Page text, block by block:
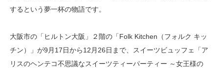
するという夢一杯の物語です。
大阪市の「ヒルトン大阪」２階の「Folk Kitchen（フォルク キッ
チン）」が9月17日から12月26日まで、スイーツビュッフェ「ア
リスのヘンテコ不思議なスイーツティーパーティー ～女王様の